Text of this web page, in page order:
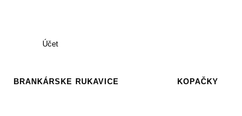
Účet
BRANKÁRSKE RUKAVICE KOPAČKY